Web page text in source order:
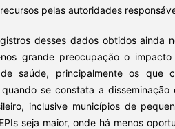
pelas autoridades
desses dados obtidos ainda
nos grande preocupação o
de saúde, principalmente os que
quando se constata a
inclusive municípios de
seja maior, onde há menos